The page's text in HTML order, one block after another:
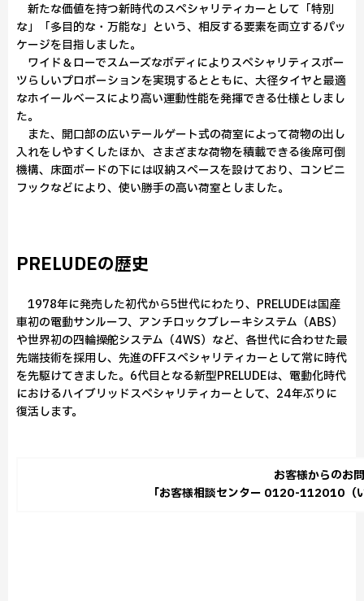
新たな価値を持つ新時代のスペシャリティカーとして「特別
な」「多目的な・万能な」という、相反する要素を両立するパッ
ケージを目指しました。
ワイド＆ローでスムーズなボディによりスペシャリティスポー
ツらしいプロポーションを実現するとともに、大径タイヤと最適
なホイールベースにより高い運動性能を発揮できる仕様としまし
た。
また、開口部の広いテールゲート式の荷室によって荷物の出し
入れをしやすくしたほか、さまざまな荷物を積載できる後席可倒
機構、床面ボードの下には収納スペースを設けており、コンビニ
フックなどにより、使い勝手の高い荷室としました。
PRELUDEの歴史
1978年に発売した初代から5世代にわたり、PRELUDEは国産
車初の電動サンルーフ、アンチロックブレーキシステム（ABS）
や世界初の四輪操舵システム（4WS）など、各世代に合わせた最
先端技術を採用し、先進のFFスペシャリティカーとして常に時代
を先駆けてきました。6代目となる新型PRELUDEは、電動化時代
におけるハイブリッドスペシャリティカーとして、24年ぶりに
復活します。
お客様からのお
「お客様相談センター 0120-112010（